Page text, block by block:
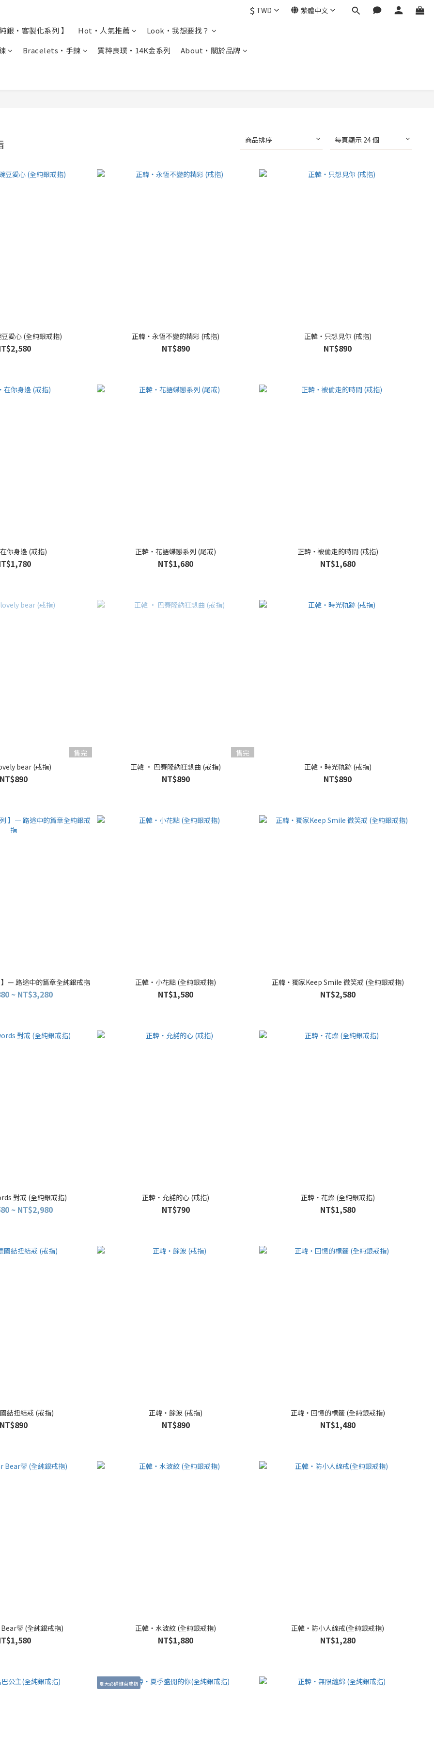
$ TWD 繁體中文
銀・客製化系列 】 Hot・人氣推薦
Look・我想要找？
Bracelets・手鍊 質粹良璞・14K金系列 About・關於品牌
商品排序 每頁顯示 24 個
愛心 (全純銀戒指) 正韓・永恆不變的精彩 (戒指)
NT$890
正韓・只想見你 (戒指)
NT$890
你身邊 (戒指) 正韓・花語蝶戀系列 (尾戒)
NT$1,680
正韓・被偷走的時間 (戒指)
NT$1,680
售完
bear (戒指)
售完
正韓 • 巴賽隆納狂想曲 (戒指)
NT$890
正韓・時光軌跡 (戒指)
NT$890
— 路途中的篇章全純銀戒指
~ NT$3,280
正韓・小花點 (全純銀戒指)
NT$1,580
正韓・獨家Keep Smile 微笑戒 (全純銀戒指)
NT$2,580
對戒 (全純銀戒指)
~ NT$2,980
正韓・允諾的心 (戒指)
NT$790
正韓・花燦 (全純銀戒指)
NT$1,580
結扭結戒 (戒指) 正韓・餘波 (戒指)
NT$890
正韓・回憶的標籤 (全純銀戒指)
NT$1,480
(全純銀戒指) 正韓・水波紋 (全純銀戒指)
NT$1,880
正韓・防小人線戒(全純銀戒指)
NT$1,280
夏天必備雛菊戒指